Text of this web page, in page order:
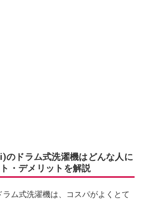
のドラム式洗濯機はどんな人に
・デメリットを解説
ラム式洗濯機は、コスパがよくとて